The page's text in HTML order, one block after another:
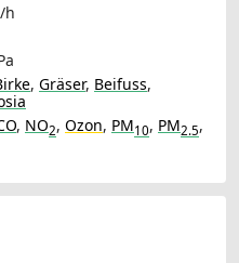
h
, Gräser, Beifuss,
, NO2, Ozon, PM10, PM2.5,